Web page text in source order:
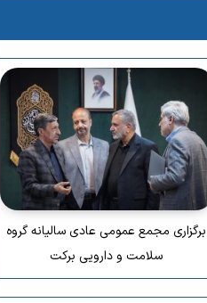
برگزاری مجمع عمومی عادی سالیانه گروه
سلامت و دارویی برکت